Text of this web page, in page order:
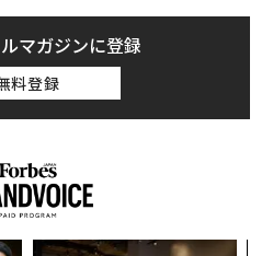
の収益の約9割を支えてきた
であることがわかる。
パラリンピックの開催に向け
て事業計画を進めていたこと
イルスによる打撃は想像に容
マガジンに登録
料登録